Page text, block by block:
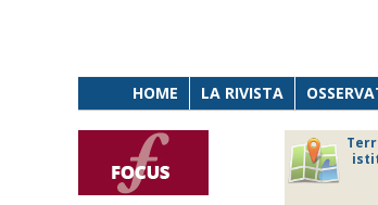
HOME LA RIVISTA